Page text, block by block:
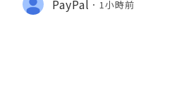
PayPal 1小時前